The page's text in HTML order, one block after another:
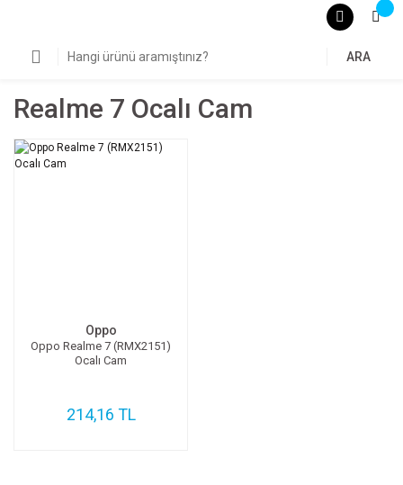
ARA
Realme 7 Ocalı Cam
Oppo
Oppo Realme 7 (RMX2151)
Ocalı Cam
214,16 TL